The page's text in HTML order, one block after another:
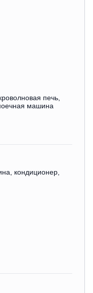
печь,
машина
кондиционер,